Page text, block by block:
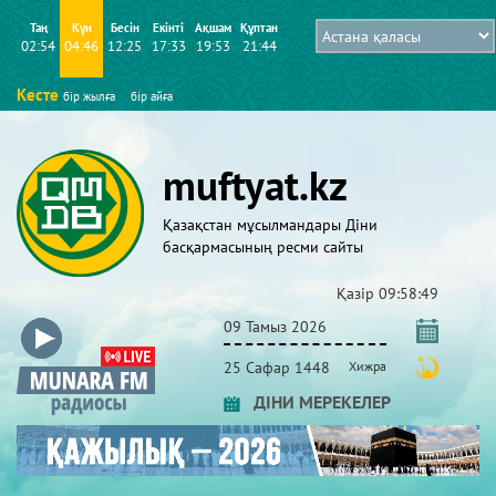
Таң
02:54
Күн
04:46
Бесін
12:25
Екінті
17:33
Ақшам
19:53
Құптан
21:44
Кесте бір жылға бір айға
muftyat.kz
Қазақстан мұсылмандары Діни
басқармасының ресми сайты
Қазір 09:58:50
09 Тамыз 2026
25 Сафар 1448 Хижра
ДІНИ МЕРЕКЕЛЕР